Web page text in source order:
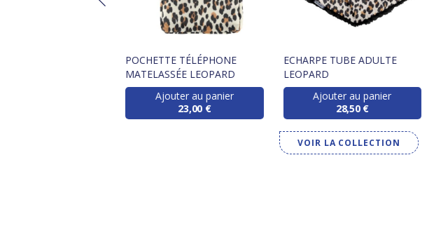
POCHETTE TÉLÉPHONE
MATELASSÉE LEOPARD
Ajouter au panier
23,00 €
ECHARPE TUBE ADULTE
LEOPARD
Ajouter au panier
28,50 €
VOIR LA COLLECTION